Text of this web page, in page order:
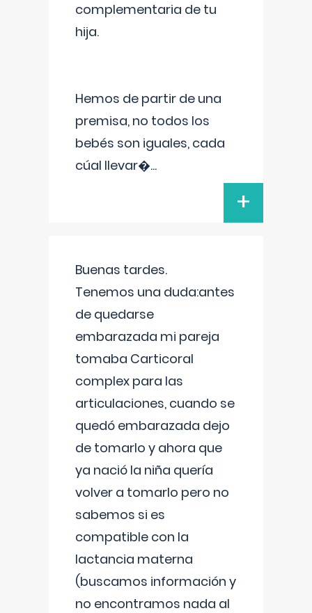
complementaria de tu
hija.
Hemos de partir de una
premisa, no todos los
bebés son iguales, cada
cúal llevar�...
+
Buenas tardes.
Tenemos una duda:antes
de quedarse
embarazada mi pareja
tomaba Carticoral
complex para las
articulaciones, cuando se
quedó embarazada dejo
de tomarlo y ahora que
ya nació la niña quería
volver a tomarlo pero no
sabemos si es
compatible con la
lactancia materna
(buscamos información y
no encontramos nada al